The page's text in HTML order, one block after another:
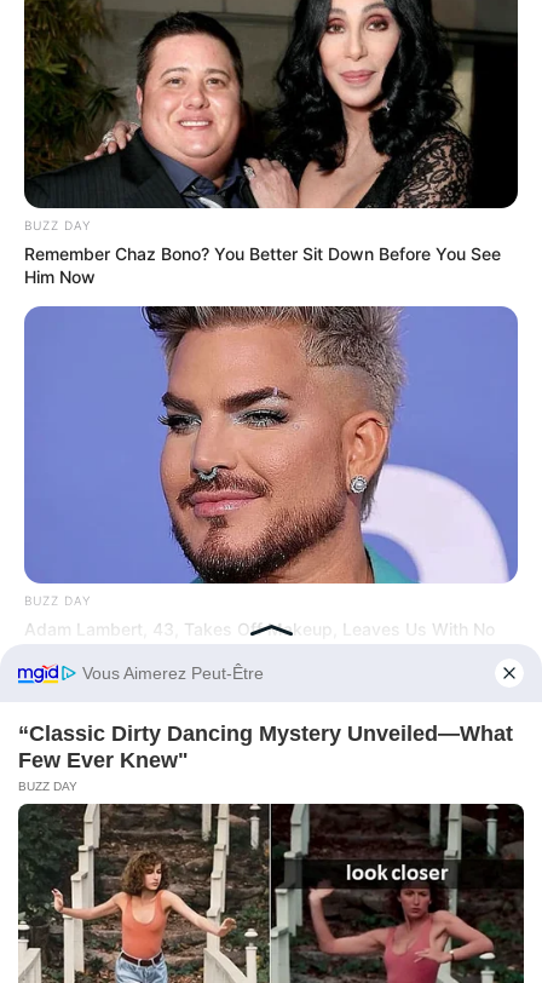
BUZZ DAY
Remember Chaz Bono? You Better Sit Down Before You See
Him Now
BUZZ DAY
Adam Lambert, 43, Takes Off Makeup, Leaves Us With No
BUZZ DAY
Before You Go